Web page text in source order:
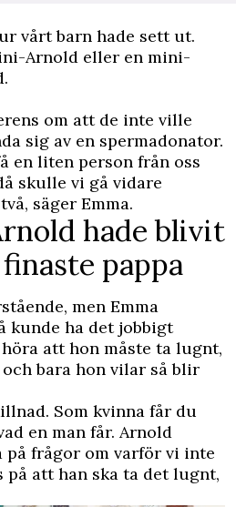
vårt barn hade sett ut.
Arnold eller en mini-
om att de inte ville
sig av en spermadonator.
en liten person från oss
skulle vi gå vidare
säger Emma.
hade blivit
pappa
men Emma
kunde ha det jobbigt
att hon måste ta lugnt,
bara hon vilar så blir
Som kvinna får du
en man får. Arnold
på frågor om varför vi inte
att han ska ta det lugnt,